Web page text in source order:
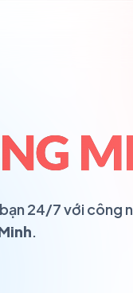
24/7 với công